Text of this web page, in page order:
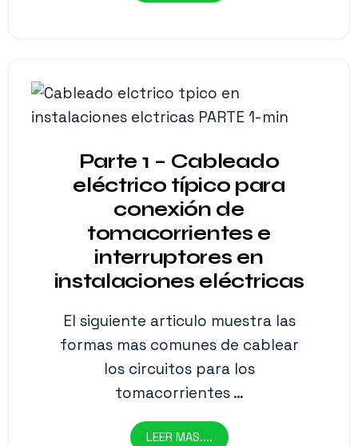
Parte 1 – Cableado
eléctrico típico para
conexión de
tomacorrientes e
interruptores en
instalaciones eléctricas
El siguiente articulo muestra las
formas mas comunes de cablear
los circuitos para los
tomacorrientes …
LEER MAS....